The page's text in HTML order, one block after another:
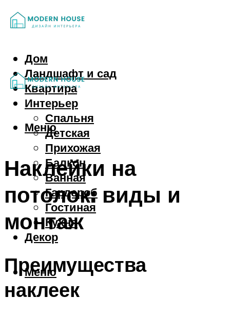
Дом
Ландшафт и сад
Квартира
Интерьер
Спальня
Детская
Прихожая
Балкон
Ванная
Гардероб
Гостиная
Кухня
Декор
Меню
Меню
Наклейки на
потолок: виды и
монтаж
Преимущества
наклеек